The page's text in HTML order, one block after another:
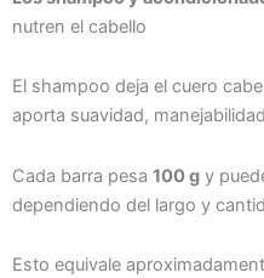
nutren el cabello
El shampoo deja el cuero
aporta suavidad,
Cada barra pesa 100 g y
dependiendo del largo y
Esto equivale